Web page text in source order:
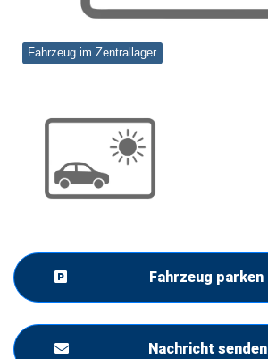
Fahrzeug im Zentrallager
Fahrzeug parken
Nachricht senden